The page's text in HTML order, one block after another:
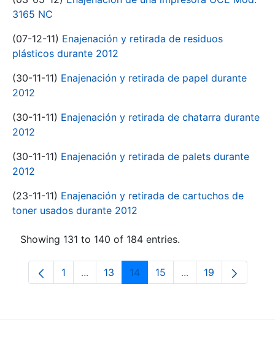
3165 NC
(07-12-11) Enajenación y retirada de residuos
plásticos durante 2012
(30-11-11) Enajenación y retirada de papel durante
2012
(30-11-11) Enajenación y retirada de chatarra durante
2012
(30-11-11) Enajenación y retirada de palets durante
2012
(23-11-11) Enajenación y retirada de cartuchos de
toner usados durante 2012
Showing 131 to 140 of 184 entries.
Page
1 ...Intermediate Pages Use TAB to navigate.
Page
13 Page
14 Page
15 ...Intermediate
Page
19